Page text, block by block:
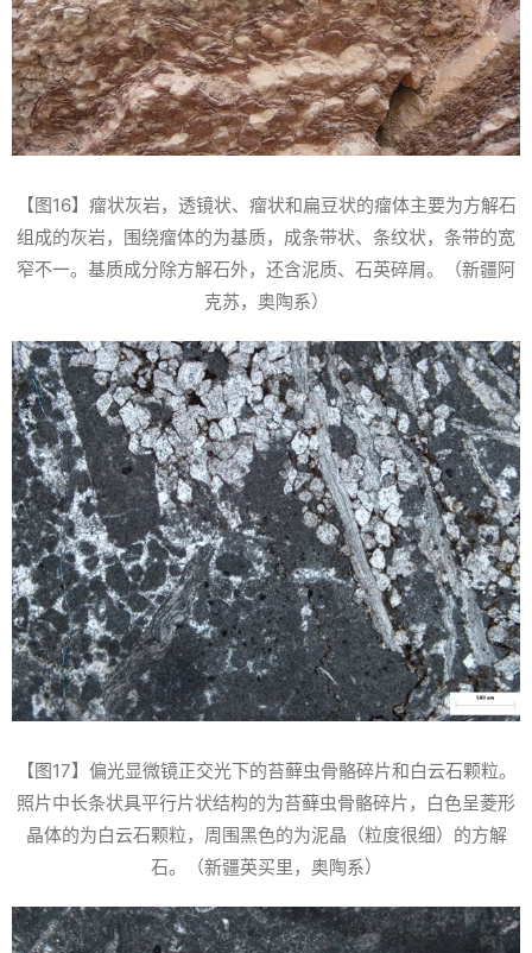
【图16】瘤状灰岩，透镜状、瘤状和扁豆状的瘤体主要为方解石
组成的灰岩，围绕瘤体的为基质，成条带状、条纹状，条带的宽
窄不一。基质成分除方解石外，还含泥质、石英碎屑。（新疆阿
克苏，奥陶系）
【图17】偏光显微镜正交光下的苔藓虫骨骼碎片和白云石颗粒。
照片中长条状具平行片状结构的为苔藓虫骨骼碎片，白色呈菱形
晶体的为白云石颗粒，周围黑色的为泥晶（粒度很细）的方解
石。（新疆英买里，奥陶系）